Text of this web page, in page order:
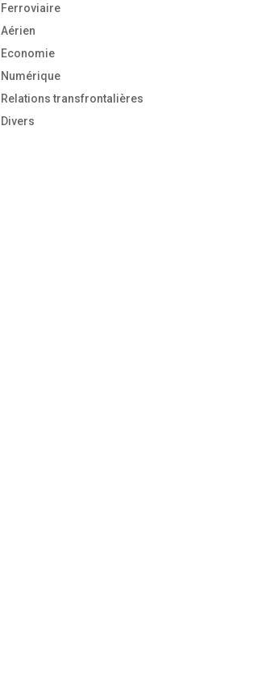
Ferroviaire
Aérien
Economie
Numérique
Relations transfrontalières
Divers